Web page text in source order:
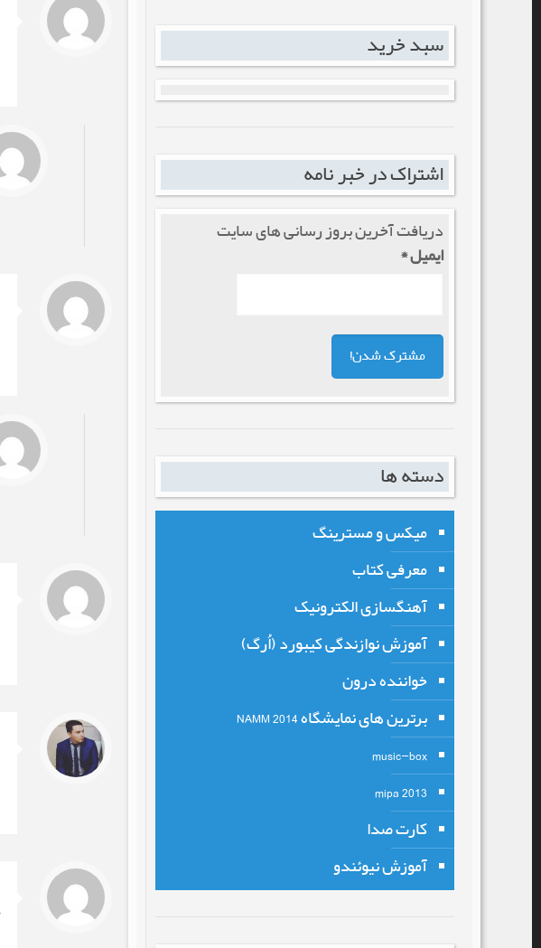
سبد خرید
اشتراک در خبر نامه
دریافت آخرین بروز رسانی های سایت
ایمیل*
دسته ها
میکس و مسترینگ
معرفی کتاب
آهنگسازی الکترونیک
آموزش نوازندگی کیبورد (اُرگ)
خواننده درون
برترین های نمایشگاه NAMM 2014
music-box
mipa 2013
کارت صدا
آموزش نیوئندو